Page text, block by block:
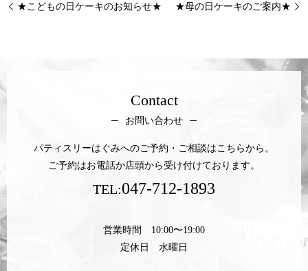
★こどもの日ケーキのお知らせ★ ★母の日ケーキのご案内★
Contact
お問い合わせ
パティスリーはぐみへのご予約・ご相談はこちらから。
ご予約はお電話か店頭から受け付けております。
TEL:047-712-1893
営業時間 10:00〜19:00
定休日 水曜日